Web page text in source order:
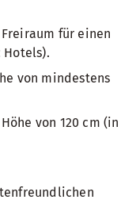
für einen
von mindestens
von 120 cm (in